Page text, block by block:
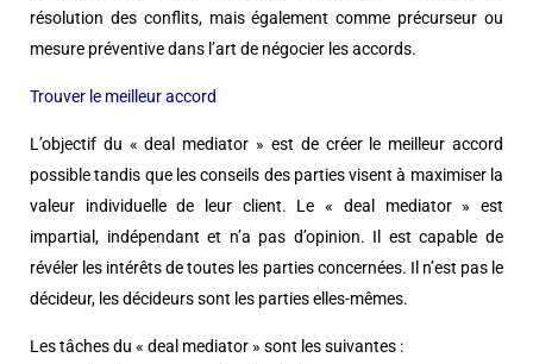
résolution des conflits, mais également comme précurseur ou
mesure préventive dans l’art de négocier les accords.
Trouver le meilleur accord
L’objectif du « deal mediator » est de créer le meilleur accord
possible tandis que les conseils des parties visent à maximiser la
valeur individuelle de leur client. Le « deal mediator » est
impartial, indépendant et n’a pas d’opinion. Il est capable de
révéler les intérêts de toutes les parties concernées. Il n’est pas le
décideur, les décideurs sont les parties elles-mêmes.
Les tâches du « deal mediator » sont les suivantes :